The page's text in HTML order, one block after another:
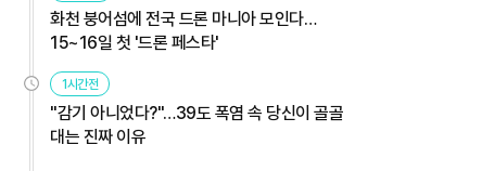
화천 붕어섬에 전국 드론 마니아 모인다…
15~16일 첫 '드론 페스타'
1시간전
"감기 아니었다?"…39도 폭염 속 당신이 골골
대는 진짜 이유